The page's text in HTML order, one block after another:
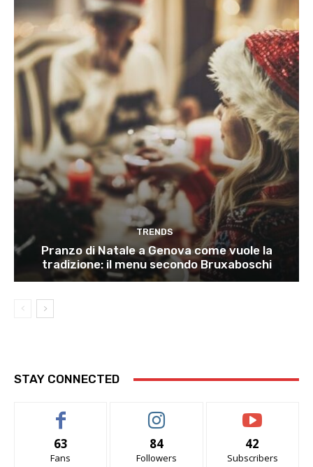
TRENDS
Pranzo di Natale a Genova come vuole la
tradizione: il menu secondo Bruxaboschi
STAY CONNECTED
63
Fans
84
Followers
42
Subscribers